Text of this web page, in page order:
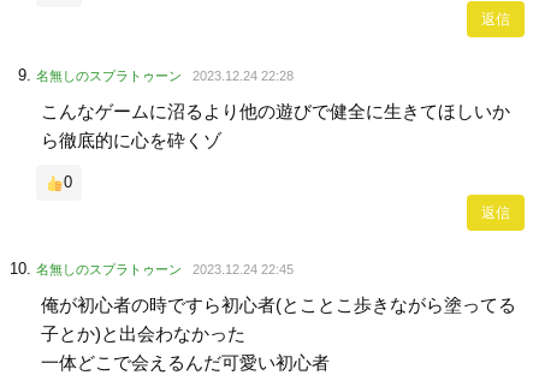
返信
名無しのスプラトゥーン 2023.12.24 22:28
こんなゲームに沼るより他の遊びで健全に生きてほしいか
ら徹底的に心を砕くゾ
0
返信
名無しのスプラトゥーン 2023.12.24 22:45
俺が初心者の時ですら初心者(とことこ歩きながら塗ってる
子とか)と出会わなかった
一体どこで会えるんだ可愛い初心者